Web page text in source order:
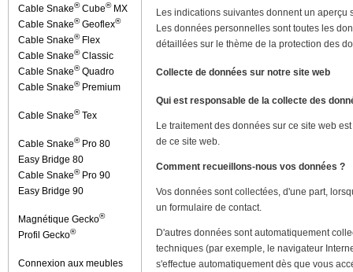
Cable Snake®Cube®MX
Cable Snake®Geoflex®
Cable Snake®Flex
Cable Snake®Classic
Cable Snake®Quadro
Cable Snake®Premium
Cable Snake®Tex
Cable Snake®Pro 80
Easy Bridge 80
Cable Snake®Pro 90
Easy Bridge 90
Magnétique Gecko®
Profil Gecko®
Connexion aux meubles
Les indications suivantes donnent un
Les données personnelles sont toutes les
détaillées sur le thème de la protection des
Collecte de données sur notre site web
Qui est responsable de la collecte des
Le traitement des données sur ce site web
de ce site web.
Comment recueillons-nous vos données ?
Vos données sont collectées, d'une part,
un formulaire de contact.
D'autres données sont automatiquement
techniques (par exemple, le navigateur
s'effectue automatiquement dès que vous